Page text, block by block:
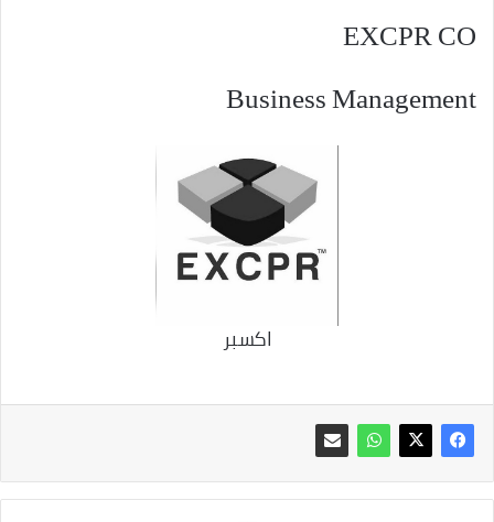
EXCPR CO
Business Management
اكسبر